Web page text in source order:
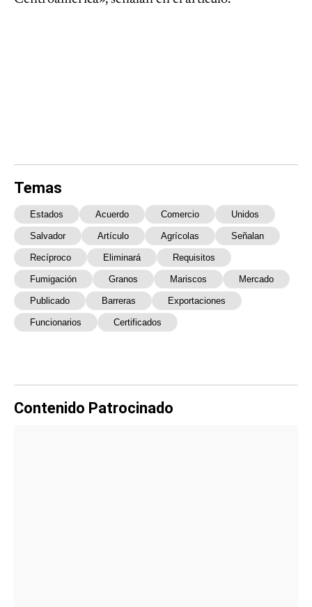
Temas
Estados Acuerdo Comercio Unidos
Salvador Artículo Agrícolas Señalan
Recíproco Eliminará Requisitos
Fumigación Granos Mariscos Mercado
Publicado Barreras Exportaciones
Funcionarios Certificados
Contenido Patrocinado